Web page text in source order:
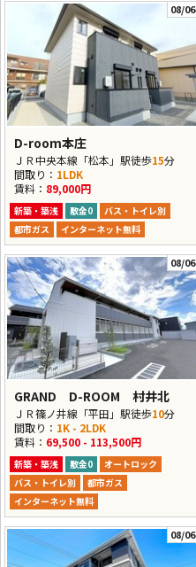
08/06
D-room本庄
ＪＲ中央本線「松本」駅徒歩15分
間取り： 1LDK
賃料： 89,000円
新築・築浅 敷金0
バス・トイレ別
都市ガス
インターネット無料
08/06
GRAND D-ROOM 村井北
ＪＲ篠ノ井線「平田」駅徒歩10分
間取り： 1K - 2LDK
賃料： 69,500 - 113,500円
新築・築浅 敷金0
オートロック
バス・トイレ別
都市ガス
インターネット無料
08/06